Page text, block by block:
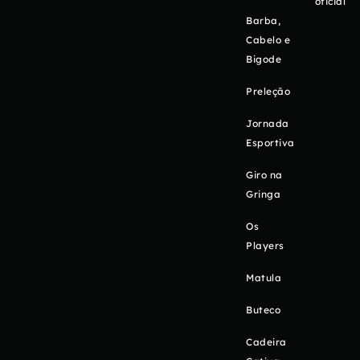
Barba,
Cabelo e
Bigode
Preleção
Jornada
Esportiva
Giro na
Gringa
Os
Players
Matula
Buteco
Cadeira